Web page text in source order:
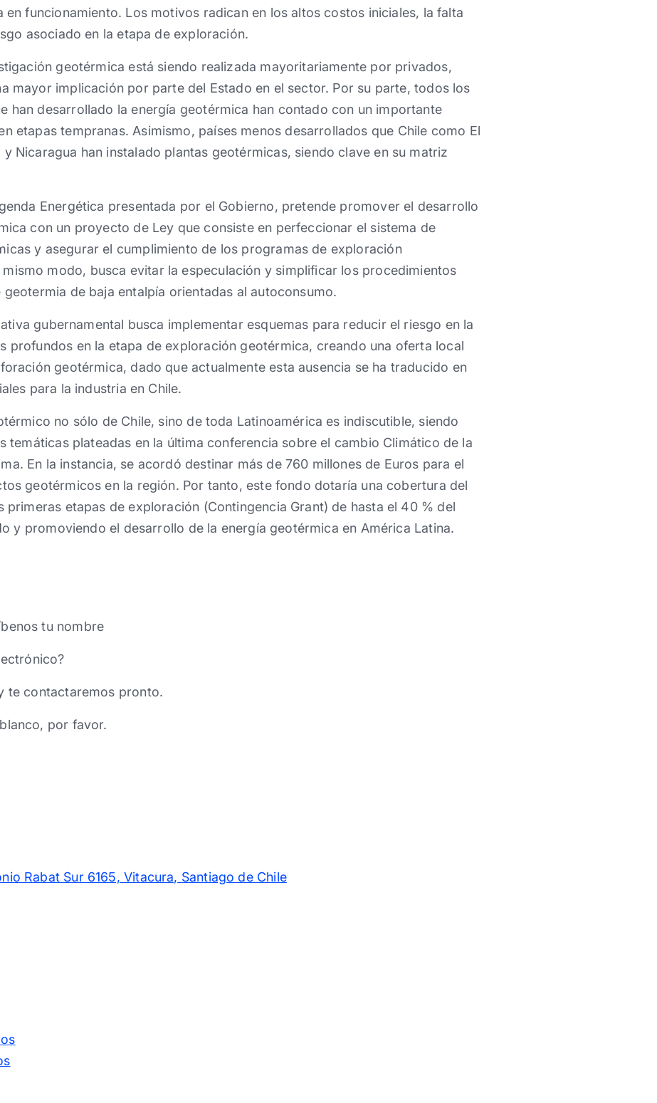
en funcionamiento. Los motivos radican en los altos costos iniciales, la falta
asociado en la etapa de exploración.
geotérmica está siendo realizada mayoritariamente por privados,
mayor implicación por parte del Estado en el sector. Por su parte, todos los
han desarrollado la energía geotérmica han contado con un importante
etapas tempranas. Asimismo, países menos desarrollados que Chile como El
y Nicaragua han instalado plantas geotérmicas, siendo clave en su matriz
Energética presentada por el Gobierno, pretende promover el desarrollo
con un proyecto de Ley que consiste en perfeccionar el sistema de
y asegurar el cumplimiento de los programas de exploración
modo, busca evitar la especulación y simplificar los procedimientos
de baja entalpía orientadas al autoconsumo.
gubernamental busca implementar esquemas para reducir el riesgo en la
profundos en la etapa de exploración geotérmica, creando una oferta local
geotérmica, dado que actualmente esta ausencia se ha traducido en
para la industria en Chile.
no sólo de Chile, sino de toda Latinoamérica es indiscutible, siendo
temáticas plateadas en la última conferencia sobre el cambio Climático de la
En la instancia, se acordó destinar más de 760 millones de Euros para el
geotérmicos en la región. Por tanto, este fondo dotaría una cobertura del
primeras etapas de exploración (Contingencia Grant) de hasta el 40 % del
y promoviendo el desarrollo de la energía geotérmica en América Latina.
tu nombre
te contactaremos pronto.
por favor.
Rabat Sur 6165, Vitacura, Santiago de Chile